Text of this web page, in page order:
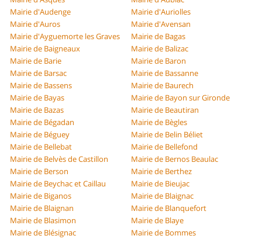
Mairie d'Audenge
Mairie d'Auriolles
Mairie d'Auros
Mairie d'Avensan
Mairie d'Ayguemorte les Graves
Mairie de Bagas
Mairie de Baigneaux
Mairie de Balizac
Mairie de Barie
Mairie de Baron
Mairie de Barsac
Mairie de Bassanne
Mairie de Bassens
Mairie de Baurech
Mairie de Bayas
Mairie de Bayon sur Gironde
Mairie de Bazas
Mairie de Beautiran
Mairie de Bégadan
Mairie de Bègles
Mairie de Béguey
Mairie de Belin Béliet
Mairie de Bellebat
Mairie de Bellefond
Mairie de Belvès de Castillon
Mairie de Bernos Beaulac
Mairie de Berson
Mairie de Berthez
Mairie de Beychac et Caillau
Mairie de Bieujac
Mairie de Biganos
Mairie de Blaignac
Mairie de Blaignan
Mairie de Blanquefort
Mairie de Blasimon
Mairie de Blaye
Mairie de Blésignac
Mairie de Bommes